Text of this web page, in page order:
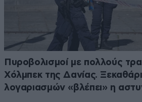
Πυροβολισμοί με πολλούς
Χόλμπεκ της Δανίας.
λογαριασμών «βλέπει» η